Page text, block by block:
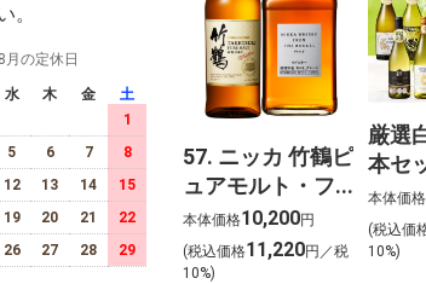
。
月の定休日
水 木 金
土
1
5 6 7
8
12 13 14
15
19 20 21
22
26 27 28
29
57. ニッカ 竹鶴ピ
ュアモルト・フ
ロムザバレル ウ
イスキー2本セッ
ト【北海道ご予
本体価格10,200円
(税込価格11,220円／税
10%)
厳選
本セ
本体価格
(税込価
10%)